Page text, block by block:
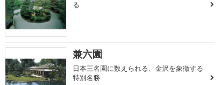
る
兼六園
日本三名園に数えられる、金沢を象徴する
特別名勝